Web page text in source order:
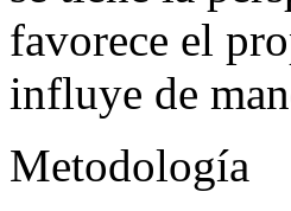
favorece el
influye de
Metodología